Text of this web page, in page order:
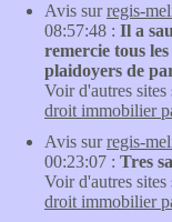
Avis surregis-
08:57:48 : Il a
remercie tous
plaidoyers de
Voir d'autres sites
droit immobilier
Avis surregis-
00:23:07 : Tres
Voir d'autres sites
droit immobilier